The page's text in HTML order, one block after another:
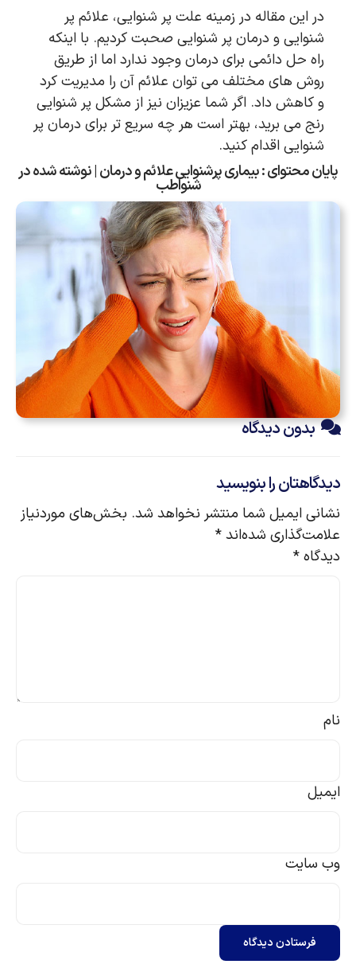
در این مقاله در زمینه علت پر شنوایی، علائم پر
شنوایی و درمان پر شنوایی صحبت کردیم. با اینکه
راه حل دائمی برای درمان وجود ندارد اما از طریق
روش های مختلف می توان علائم آن را مدیریت کرد
و کاهش داد. اگر شما عزیزان نیز از مشکل پر شنوایی
رنج می برید، بهتر است هر چه سریع تر برای درمان پر
شنوایی اقدام کنید.
پایان محتوای : بیماری پرشنوایی علائم و درمان | نوشته شده در
شنواطب
بدون دیدگاه
دیدگاهتان را بنویسید
نشانی ایمیل شما منتشر نخواهد شد. بخش‌های موردنیاز
علامت‌گذاری شده‌اند*
دیدگاه*
نام
ایمیل
وب‌ سایت
فرستادن دیدگاه